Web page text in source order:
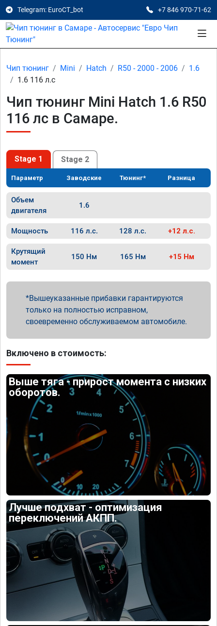
Telegram: EuroCT_bot +7 846 970-71-62
Чип тюнинг Mini Hatch R50 - 2000 - 2006
1.6
1.6 116 л.с
Чип тюнинг Mini Hatch 1.6 R50
116 лс в Самаре.
Stage 1 Stage 2
Параметр Заводские Тюнинг* Разница
Объем
двигателя
1.6
Мощность 116 л.с. 128 л.с. +12 л.с.
Крутящий
момент
150 Нм 165 Нм +15 Нм
Вышеуказанные прибавки гарантируются
только на полностью исправном,
своевременно обслуживаемом автомобиле.
Включено в стоимость:
Выше тяга - прирост момента с низких
оборотов.
Лучше подхват - оптимизация
переключений АКПП.